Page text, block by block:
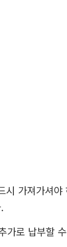
시 가져가셔
가로 납부할